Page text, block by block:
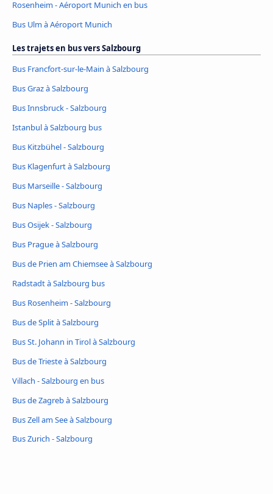
Rosenheim - Aéroport Munich en bus
Bus Ulm à Aéroport Munich
Les trajets en bus vers Salzbourg
Bus Francfort-sur-le-Main à Salzbourg
Bus Graz à Salzbourg
Bus Innsbruck - Salzbourg
Istanbul à Salzbourg bus
Bus Kitzbühel - Salzbourg
Bus Klagenfurt à Salzbourg
Bus Marseille - Salzbourg
Bus Naples - Salzbourg
Bus Osijek - Salzbourg
Bus Prague à Salzbourg
Bus de Prien am Chiemsee à Salzbourg
Radstadt à Salzbourg bus
Bus Rosenheim - Salzbourg
Bus de Split à Salzbourg
Bus St. Johann in Tirol à Salzbourg
Bus de Trieste à Salzbourg
Villach - Salzbourg en bus
Bus de Zagreb à Salzbourg
Bus Zell am See à Salzbourg
Bus Zurich - Salzbourg